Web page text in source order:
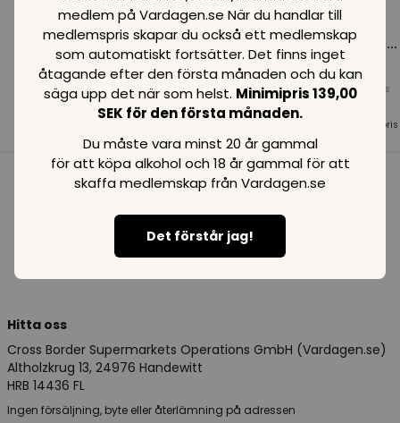
medlem på Vardagen.se När du handlar till
medlemspris skapar du också ett medlemskap
som automatiskt fortsätter. Det finns inget
åtagande efter den första månaden och du kan
säga upp det när som helst. Minimipris 139,00
SEK för den första månaden.
Du måste vara minst 20 år gammal
för att köpa alkohol och 18 år gammal för att
skaffa medlemskap från Vardagen.se
Det förstår jag!
Loading...
Normalpris
SEK
Loading...
Normalpris
99SEK
99SEK
Loading...
Normalpris
99SEK
Medlemspris
Se alla i kategorin
Hitta oss
Cross Border Supermarkets Operations GmbH (Vardagen.se)
Altholzkrug 13, 24976 Handewitt
HRB 14436 FL
Ingen försäljning, byte eller återlämning på adressen